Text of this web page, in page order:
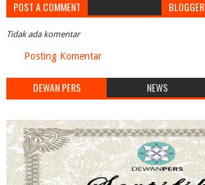
POST A COMMENT BLOGGER
Tidak ada komentar
Posting Komentar
DEWAN PERS NEWS